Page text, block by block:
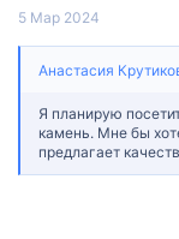
5 Мар 2024
Анастасия
Я планирую
камень. Мне бы
предлагает